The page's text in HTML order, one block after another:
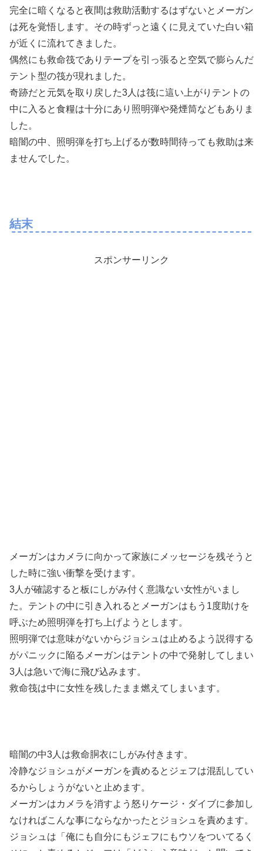
完全に暗くなると夜間は救助活動するはずないとメーガン
は死を覚悟します。その時ずっと遠くに見えていた白い箱
が近くに流れてきました。
偶然にも救命筏でありテープを引っ張ると空気で膨らんだ
テント型の筏が現れました。
奇跡だと元気を取り戻した3人は筏に這い上がりテントの
中に入ると食糧は十分にあり照明弾や発煙筒などもありま
した。
暗闇の中、照明弾を打ち上げるが数時間待っても救助は来
ませんでした。
結末
スポンサーリンク
メーガンはカメラに向かって家族にメッセージを残そうと
した時に強い衝撃を受けます。
3人が確認すると板にしがみ付く意識ない女性がいまし
た。テントの中に引き入れるとメーガンはもう1度助けを
呼ぶため照明弾を打ち上げようとします。
照明弾では意味がないからジョシュは止めるよう説得する
がパニックに陥るメーガンはテントの中で発射してしまい
3人は急いで海に飛び込みます。
救命筏は中に女性を残したまま燃えてしまいます。
暗闇の中3人は救命胴衣にしがみ付きます。
冷静なジョシュがメーガンを責めるとジェフは混乱してい
るからしょうがないと止めます。
メーガンはカメラを消すよう怒りケージ・ダイブに参加し
なければこんな事にならなかったとジョシュを責めます。
ジョシュは「俺にも自分にもジェフにもウソをついてるく